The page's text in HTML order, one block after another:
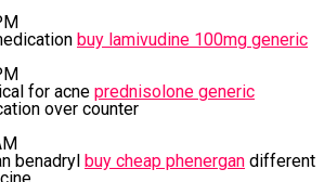
buy lamivudine 100mg generic
for acne prednisolone generic
over counter
benadryl buy cheap phenergan different